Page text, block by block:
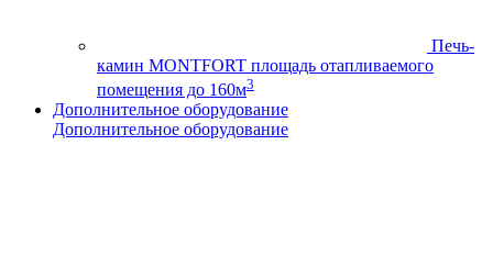
Печь-
камин MONTFORT площадь отапливаемого
помещения до 160м3
Дополнительное оборудование
Дополнительное оборудование